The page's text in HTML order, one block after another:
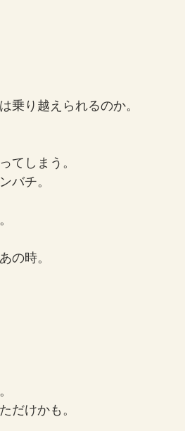
乗り越えられるのか。
てしまう。
バチ。
の時。
だけかも。